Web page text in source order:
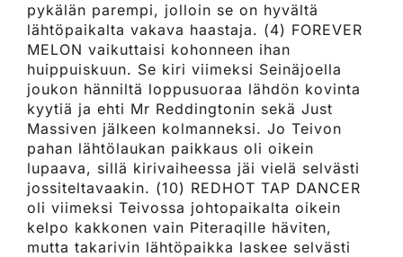
pykälän parempi, jolloin se on hyvältä
lähtöpaikalta vakava haastaja. (4) FOREVER
MELON vaikuttaisi kohonneen ihan
huippuiskuun. Se kiri viimeksi Seinäjoella
joukon hänniltä loppusuoraa lähdön kovinta
kyytiä ja ehti Mr Reddingtonin sekä Just
Massiven jälkeen kolmanneksi. Jo Teivon
pahan lähtölaukan paikkaus oli oikein
lupaava, sillä kirivaiheessa jäi vielä selvästi
jossiteltavaakin. (10) REDHOT TAP DANCER
oli viimeksi Teivossa johtopaikalta oikein
kelpo kakkonen vain Piteraqille häviten,
mutta takarivin lähtöpaikka laskee selvästi